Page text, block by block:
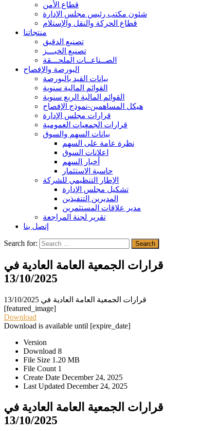
قطاع الأمن
شئون مكتب رئيس مجلس الإدارة
قطاع الحركة والنقل والإستلام
منتجاتنا
تصنيع الدقيق
تصنيع الخبـــز
الصــناعــات الملحـــقة
البورصة والإفصاح
بيانات القيد بالبورصة
القوائم المالية سنوية
القوائم المالية الربع سنوية
هيكل المساهمين-نموذج الإفصاح
قرارات مجلس الإدارة
قرارات الجمعيات العمومية
بيانات السهم والسوق
نظرة عامة على السهم
اعلانات السوق
أخبار السهم
حاسبة الاستثمار
الإطار التنظيمي للشركة
تشكيل مجلس الإدارة
المديرين التنفيذين
مدير علاقات المستثمرين
تقرير لجنة المراجعة
إتصل بنا
Search for: Search
قرارات الجمعية العامة العادية في
13/10/2025
قرارات الجمعية العامة العادية في 13/10/2025
[featured_image]
Download
Download is available until [expire_date]
Version
Download 8
File Size 1.20 MB
File Count 1
Create Date December 24, 2025
Last Updated December 24, 2025
قرارات الجمعية العامة العادية في
13/10/2025